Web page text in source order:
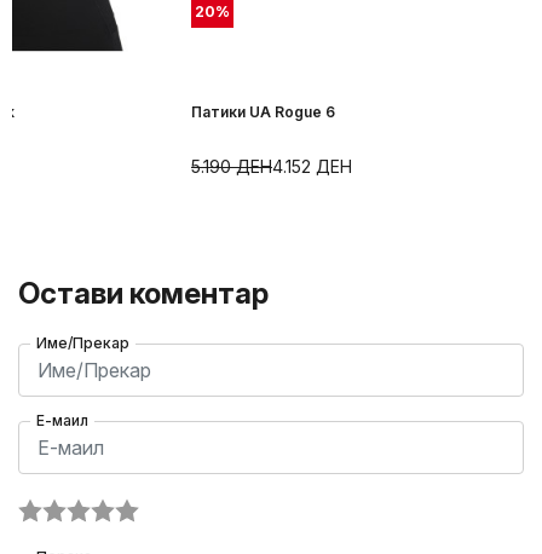
20%
Патики UA Rogue 6
4.152 ДЕН
5.190ДЕН
Остави коментар
Име/Прекар
Е-маил